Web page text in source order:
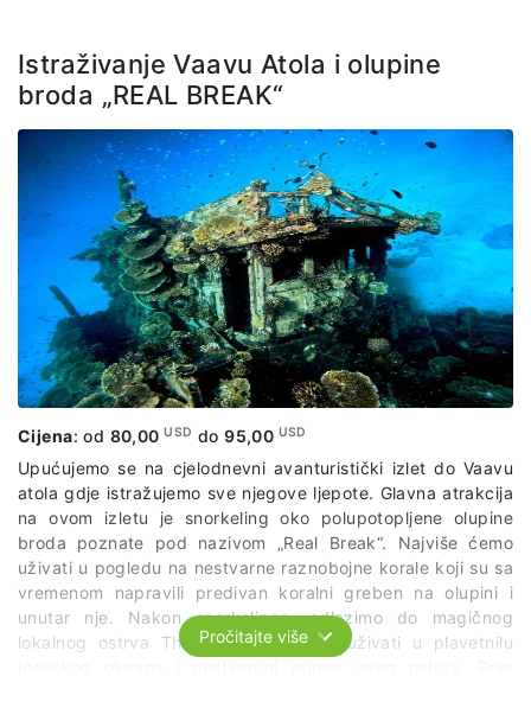
Istraživanje Vaavu Atola i olupine
broda „REAL BREAK“
Cijena: od 80,00USD do95,00 USD
Upućujemo se na cjelodnevni avanturistički izlet do Vaavu
atola gdje istražujemo sve njegove ljepote. Glavna atrakcija
na ovom izletu je snorkeling oko polupotopljene olupine
broda poznate pod nazivom „Real Break“. Najviše ćemo
uživati u pogledu na nestvarne raznobojne korale koji su sa
vremenom napravili predivan koralni greben na olupini i
unutar nje. Nakon snorkelinga, odlazimo do magičnog
lokalnog ostrva Thinadoo gde ćemo uživati u plavetnilu
Pročitajte više